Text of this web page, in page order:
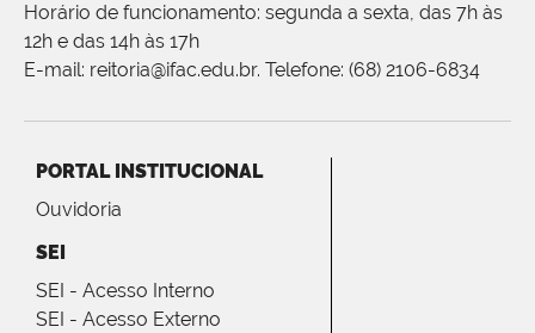
Horário de funcionamento: segunda a sexta, das 7h às
12h e das 14h às 17h
E-mail: reitoria@ifac.edu.br. Telefone: (68) 2106-6834
PORTAL INSTITUCIONAL
Ouvidoria
SEI
SEI - Acesso Interno
SEI - Acesso Externo